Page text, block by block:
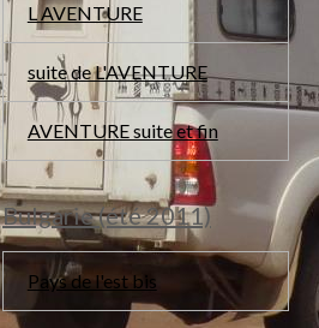
L AVENTURE
suite de L'AVENTURE
AVENTURE suite et fin
Bulgarie (été 2011)
Pays de l'est bis